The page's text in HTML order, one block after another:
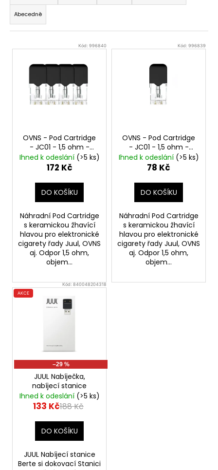
z
e
n
í
Abecedně
V Kód: 996840
OVNS - Pod Cartridge
- JC01 - 1,5 ohm -
Ceramic - 4ks
(kompatibilní s Juul)
Ihned k odeslání (>5 ks)
172 Kč
DO KOŠÍKU
Náhradní Pod Cartridge
s keramickou žhavící
hlavou pro elektronické
cigarety řady Juul, OVNS
aj. Odpor 1,5 ohm,
objem...
Kód: 996839
OVNS - Pod Cartridge
- JC01 - 1,5 ohm -
Ceramic - 1ks
(kompatibilní s Juul)
Ihned k odeslání (>5 ks)
78 Kč
DO KOŠÍKU
Náhradní Pod Cartridge
s keramickou žhavící
hlavou pro elektronické
cigarety řady Juul, OVNS
aj. Odpor 1,5 ohm,
objem...
Kód:840048204318
AKCE
–29 %
JUUL Nabíječka,
nabíjecí stanice
Ihned k odeslání (>5 ks)
133 Kč188 Kč
DO KOŠÍKU
JUUL Nabíjecí stanice
Berte si dokovací Stanici